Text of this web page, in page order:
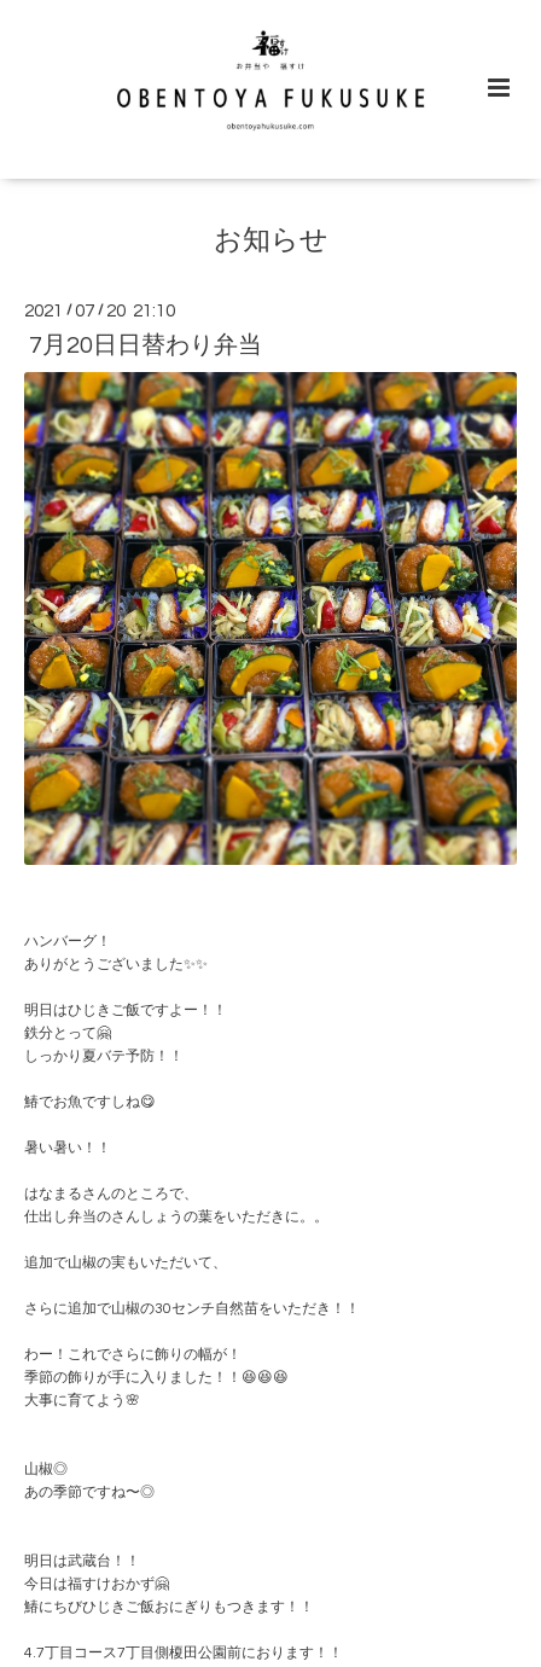
お知らせ
2021 /07 / 20 21:10
7月20日日替わり弁当
ハンバーグ！
ありがとうございました✨✨
明日はひじきご飯ですよー！！
鉄分とって🤗
しっかり夏バテ予防！！
鰆でお魚ですしね😋
暑い暑い！！
はなまるさんのところで、
仕出し弁当のさんしょうの葉をいただきに。。
追加で山椒の実もいただいて、
さらに追加で山椒の30センチ自然苗をいただき！！
わー！これでさらに飾りの幅が！
季節の飾りが手に入りました！！😆😆😆
大事に育てよう🌸
山椒◎
あの季節ですね〜◎
明日は武蔵台！！
今日は福すけおかず🤗
鰆にちびひじきご飯おにぎりもつきます！！
4.7丁目コース7丁目側榎田公園前におります！！